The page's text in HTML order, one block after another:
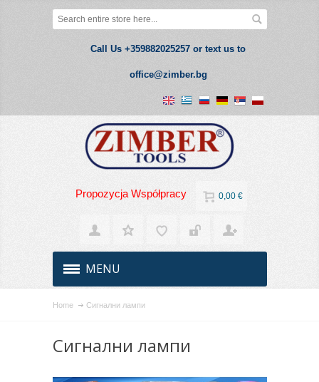
Call Us +359882025257 or text us to
office@zimber.bg
Propozycja Współpracy 0,00 €
MENU
Home Сигнални лампи
Сигнални лампи